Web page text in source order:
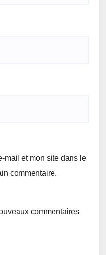
mail et mon site dans le
commentaire.
commentaires